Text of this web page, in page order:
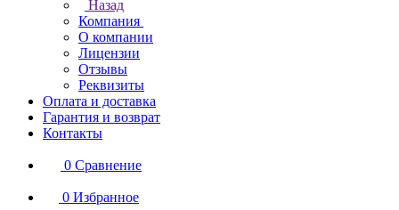
Назад
Компания
О компании
Лицензии
Отзывы
Реквизиты
Оплата и доставка
Гарантия и возврат
Контакты
0 Сравнение
0 Избранное